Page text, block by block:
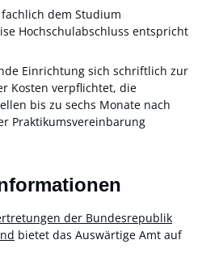
dem Studium
Hochschulabschluss entspricht
Einrichtung sich schriftlich zur
Kosten verpflichtet, die
bis zu sechs Monate nach
Praktikumsvereinbarung
der Bundesrepublik
bietet das Auswärtige Amt auf